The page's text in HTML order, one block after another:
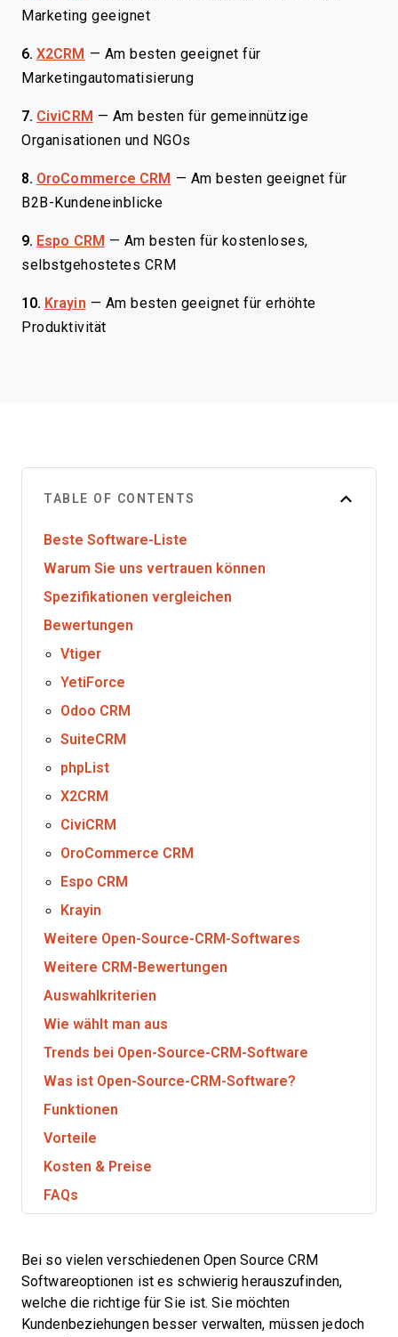
Marketing geeignet
6. X2CRM — Am besten geeignet für
Marketingautomatisierung
7. CiviCRM — Am besten für gemeinnützige
Organisationen und NGOs
8. OroCommerce CRM — Am besten geeignet für
B2B-Kundeneinblicke
9. Espo CRM — Am besten für kostenloses,
selbstgehostetes CRM
10. Krayin — Am besten geeignet für erhöhte
Produktivität
TABLE OF CONTENTS
Beste Software-Liste
Warum Sie uns vertrauen können
Spezifikationen vergleichen
Bewertungen
Vtiger
YetiForce
Odoo CRM
SuiteCRM
phpList
X2CRM
CiviCRM
OroCommerce CRM
Espo CRM
Krayin
Weitere Open-Source-CRM-Softwares
Weitere CRM-Bewertungen
Auswahlkriterien
Wie wählt man aus
Trends bei Open-Source-CRM-Software
Was ist Open-Source-CRM-Software?
Funktionen
Vorteile
Kosten & Preise
FAQs
Bei so vielen verschiedenen Open Source CRM
Softwareoptionen ist es schwierig herauszufinden,
welche die richtige für Sie ist. Sie möchten
Kundenbeziehungen besser verwalten, müssen jedoch